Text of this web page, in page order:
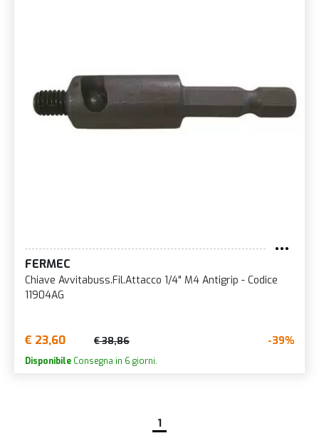
FERMEC
Chiave Avvitabuss.Fil.Attacco 1/4" M4 Antigrip - Codice
11904AG
€ 23,60 € 38,86 -39%
Disponibile Consegna in 6 giorni.
1